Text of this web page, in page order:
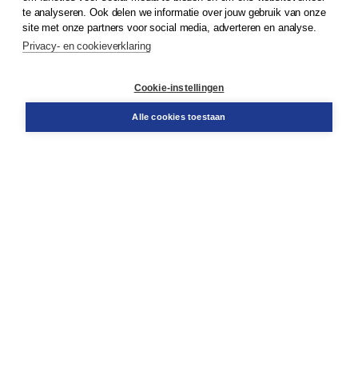
Klantenservice
Service & informatie
Contact
te analyseren. Ook delen we informatie over jouw gebruik van onze
site met onze partners voor social media, adverteren en analyse.
Privacy- en cookieverklaring
Cookie-instellingen
Alle cookies toestaan